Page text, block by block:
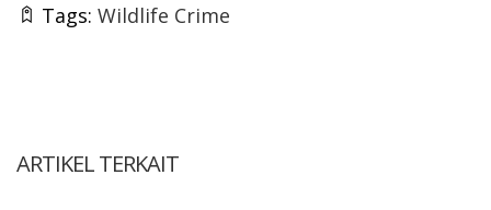
Tags: Wildlife Crime
ARTIKEL TERKAIT